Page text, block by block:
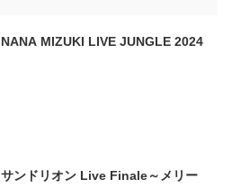
NANA MIZUKI LIVE JUNGLE 2024
サンドリオン Live Finale～メリー